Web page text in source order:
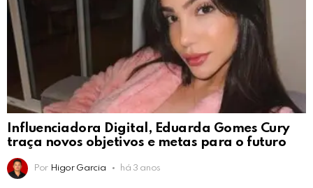
Influenciadora Digital, Eduarda Gomes Cury
traça novos objetivos e metas para o futuro
Por Higor Garcia há 3 anos